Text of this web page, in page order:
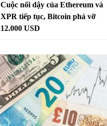
Cuộc nổi dậy của Ethereum và
XPR tiếp tục, Bitcoin phá vỡ
12.000 USD